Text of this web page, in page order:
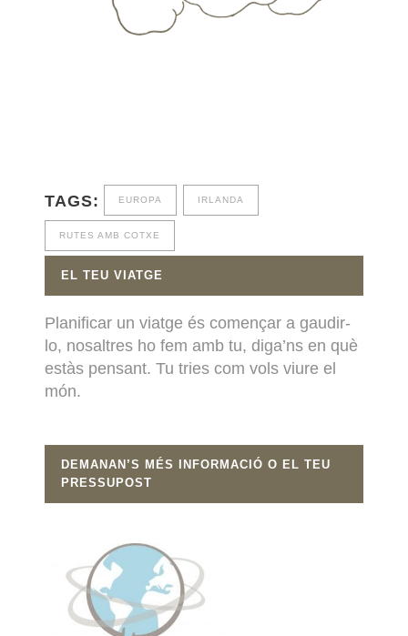
TAGS: EUROPA IRLANDA
RUTES AMB COTXE
EL TEU VIATGE
Planificar un viatge és començar a gaudir-
lo, nosaltres ho fem amb tu, diga’ns en què
estàs pensant. Tu tries com vols viure el
món.
DEMANAN’S MÉS INFORMACIÓ O EL TEU
PRESSUPOST